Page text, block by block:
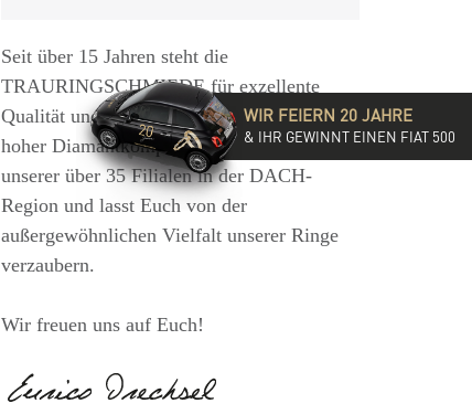
Seit über 15 Jahren steht die
TRAURINGSCHMIEDE für exzellente
Qualität und hochwertige Beratung mit
hoher Diamantkompetenz. Besucht eine
unserer über 35 Filialen in der DACH-
Region und lasst Euch von der
außergewöhnlichen Vielfalt unserer Ringe
verzaubern.
Wir freuen uns auf Euch!
WIR FEIERN 20 JAHRE
& IHR GEWINNT EINEN FIAT 500